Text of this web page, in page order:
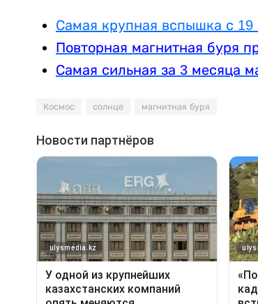
Самая крупная вспышка с
Повторная магнитная буря
Самая сильная за 3 месяца
Космос солнце магнитная буря